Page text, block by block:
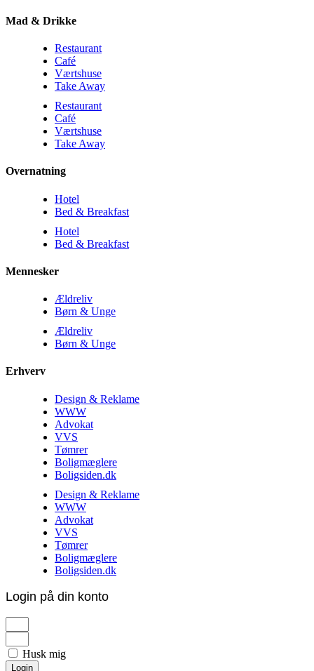
Mad & Drikke
Restaurant
Café
Værtshuse
Take Away
Restaurant
Café
Værtshuse
Take Away
Overnatning
Hotel
Bed & Breakfast
Hotel
Bed & Breakfast
Mennesker
Ældreliv
Børn & Unge
Ældreliv
Børn & Unge
Erhverv
Design & Reklame
WWW
Advokat
VVS
Tømrer
Boligmæglere
Boligsiden.dk
Design & Reklame
WWW
Advokat
VVS
Tømrer
Boligmæglere
Boligsiden.dk
Login på din konto
Husk mig
Login